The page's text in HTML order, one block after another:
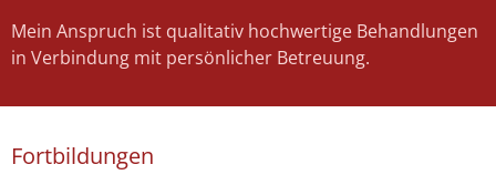
Mein Anspruch ist qualitativ hochwertige Behandlungen
in Verbindung mit persönlicher Betreuung.
Fortbildungen